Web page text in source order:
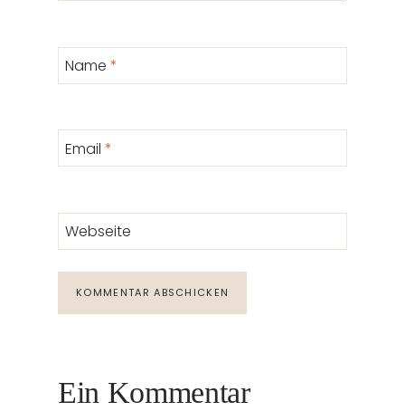
Name *
Email *
Webseite
Ein Kommentar